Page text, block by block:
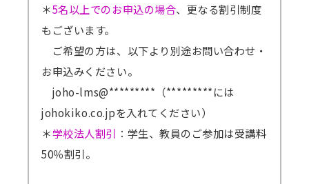
＊5名以上でのお申込の場合、更なる割引制度
もございます。
ご希望の方は、以下より別途お問い合わせ・
お申込みください。
joho-lms@*********（*********には
johokiko.co.jpを入れてください）
＊学校法人割引 ：学生、教員のご参加は受講料
50％割引。